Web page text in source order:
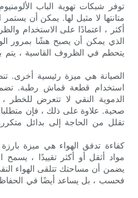
توفر شبكات تهوية الباب
أكثر ، اعتمادًا على الاستخدام
الذي يمكن أن يصبح هشًا بمرور
يتحطم في الظروف القاسية ، يتم
الصيانة هي ميزة رئيسية أخرى.
استخدام قطعة قماش رطبة. تضمن
الدموية النقي لا تتعرض للخطر ،
صحية. علاوة على ذلك ، فإن
تقلل من الحاجة إلى بدائل
كفاءة تدفق الهواء هي ميزة
مواد أثقل أو أكثر تقييدًا ، يسمح
يضمن أن مساحتك تتلقى الهواء
فحسب ، بل يساعد أيضًا في